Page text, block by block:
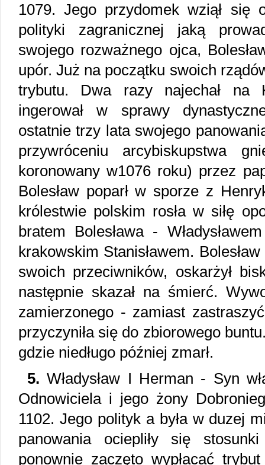
1079. Jego przydomek wziął się
polityki zagranicznej jaką
swojego rozważnego ojca,
upór. Już na początku swoich
trybutu. Dwa razy najechał na
ingerował w sprawy
ostatnie trzy lata swojego
przywróceniu arcybiskupstwa
koronowany w1076 roku) przez
Bolesław poparł w sporze z
królestwie polskim rosła w siłę
bratem Bolesława -
krakowskim Stanisławem.
swoich przeciwników, oskarżył
następnie skazał na śmierć.
zamierzonego - zamiast
przyczyniła się do zbiorowego
gdzie niedługo później zmarł.
5. Władysław I Herman - Syn
Odnowiciela i jego żony
1102. Jego polityk a była w duzej
panowania ociepliły się
ponownie zaczęto wypłacać